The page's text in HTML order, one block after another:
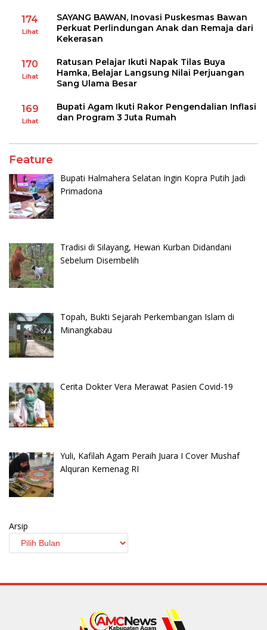
174
Lihat
SAYANG BAWAN, Inovasi Puskesmas Bawan
Perkuat Perlindungan Anak dan Remaja dari
Kekerasan
170
Lihat
Ratusan Pelajar Ikuti Napak Tilas Buya
Hamka, Belajar Langsung Nilai Perjuangan
Sang Ulama Besar
169
Lihat
Bupati Agam Ikuti Rakor Pengendalian Inflasi
dan Program 3 Juta Rumah
Feature
Bupati Halmahera Selatan Ingin Kopra Putih Jadi
Primadona
Tradisi di Silayang, Hewan Kurban Didandani
Sebelum Disembelih
Topah, Bukti Sejarah Perkembangan Islam di
Minangkabau
Cerita Dokter Vera Merawat Pasien Covid-19
Yuli, Kafilah Agam Peraih Juara I Cover Mushaf
Alquran Kemenag RI
Arsip